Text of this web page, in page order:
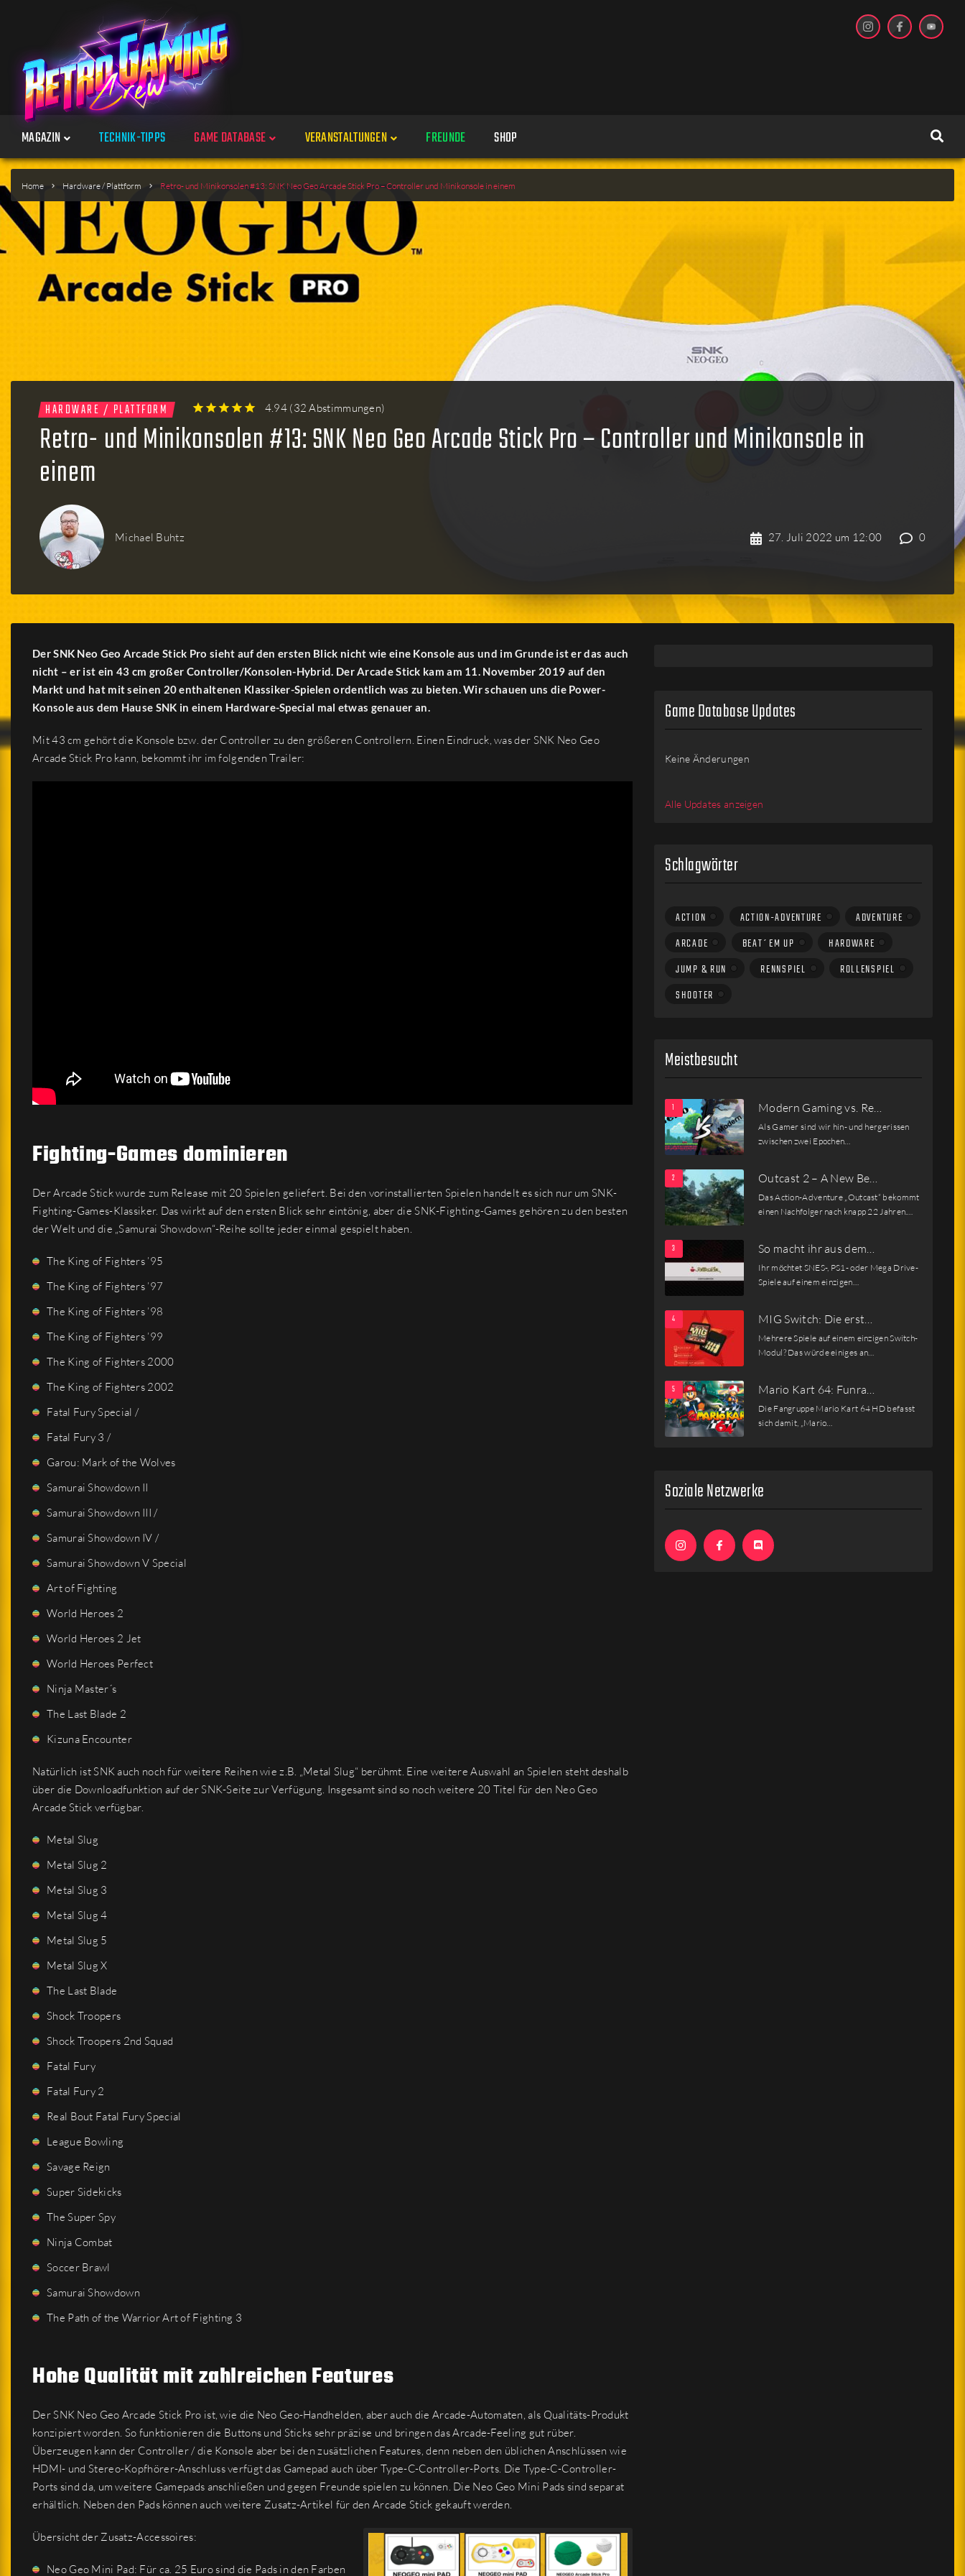
MAGAZIN TECHNIK-TIPPS GAME DATABASE
Alle
Genres
Jahre
Plattformen
Menschen
VERANSTALTUNGEN
Veranstaltung erstellen
Veranstaltungsorte
FREUNDE SHOP
Home Hardware / Plattform Retro- und Minikonsolen #13: SNK Neo Geo Arcade Stick Pro – Controller und Minikonsole in einem
HARDWARE / PLATTFORM 4.94(32 Abstimmungen)
Retro- und Minikonsolen #13: SNK Neo Geo Arcade Stick Pro – Controller und Minikonsole in
einem
Michael Buhtz 27. Juli 2022 um 12:00 0
Der SNK Neo Geo Arcade Stick Pro sieht auf den ersten Blick nicht wie eine Konsole aus und im Grunde ist er das auch
nicht – er ist ein 43 cm großer Controller/Konsolen-Hybrid. Der Arcade Stick kam am 11. November 2019 auf den
Markt und hat mit seinen 20 enthaltenen Klassiker-Spielen ordentlich was zu bieten. Wir schauen uns die Power-
Konsole aus dem Hause SNK in einem Hardware-Special mal etwas genauer an.
Mit 43 cm gehört die Konsole bzw. der Controller zu den größeren Controllern. Einen Eindruck, was der SNK Neo Geo
Arcade Stick Pro kann, bekommt ihr im folgenden Trailer:
Fighting-Games dominieren
Der Arcade Stick wurde zum Release mit 20 Spielen geliefert. Bei den vorinstallierten Spielen handelt es sich nur um SNK-
Fighting-Games-Klassiker. Das wirkt auf den ersten Blick sehr eintönig, aber die SNK-Fighting-Games gehören zu den besten
der Welt und die „Samurai Showdown“-Reihe sollte jeder einmal gespielt haben.
The King of Fighters ’95
The King of Fighters ’97
The King of Fighters ’98
The King of Fighters ’99
The King of Fighters 2000
The King of Fighters 2002
Fatal Fury Special /
Fatal Fury 3 /
Garou: Mark of the Wolves
Samurai Showdown II
Samurai Showdown III /
Samurai Showdown IV /
Samurai Showdown V Special
Art of Fighting
World Heroes 2
World Heroes 2 Jet
World Heroes Perfect
Ninja Master´s
The Last Blade 2
Kizuna Encounter
Natürlich ist SNK auch noch für weitere Reihen wie z.B. „Metal Slug“ berühmt. Eine weitere Auswahl an Spielen steht deshalb
über die Downloadfunktion auf der SNK-Seite zur Verfügung. Insgesamt sind so noch weitere 20 Titel für den Neo Geo
Arcade Stick verfügbar.
Metal Slug
Metal Slug 2
Metal Slug 3
Metal Slug 4
Metal Slug 5
Metal Slug X
The Last Blade
Shock Troopers
Shock Troopers 2nd Squad
Fatal Fury
Fatal Fury 2
Real Bout Fatal Fury Special
League Bowling
Savage Reign
Super Sidekicks
The Super Spy
Ninja Combat
Soccer Brawl
Samurai Showdown
The Path of the Warrior Art of Fighting 3
Hohe Qualität mit zahlreichen Features
Der SNK Neo Geo Arcade Stick Pro ist, wie die Neo Geo-Handhelden, aber auch die Arcade-Automaten, als Qualitäts-Produkt
konzipiert worden. So funktionieren die Buttons und Sticks sehr präzise und bringen das Arcade-Feeling gut rüber.
Überzeugen kann der Controller / die Konsole aber bei den zusätzlichen Features, denn neben den üblichen Anschlüssen wie
HDMI- und Stereo-Kopfhörer-Anschluss verfügt das Gamepad auch über Type-C-Controller-Ports. Die Type-C-Controller-
Ports sind da, um weitere Gamepads anschließen und gegen Freunde spielen zu können. Die Neo Geo Mini Pads sind separat
erhältlich. Neben den Pads können auch weitere Zusatz-Artikel für den Arcade Stick gekauft werden.
Übersicht der Zusatz-Accessoires:
Neo Geo Mini Pad: Für ca. 25 Euro sind die Pads in den Farben
Game Database Updates
Keine Änderungen
Alle Updates anzeigen
Schlagwörter
ACTION ACTION-ADVENTURE
ADVENTURE
ARCADE
BEAT´EM UP
HARDWARE
JUMP & RUN
RENNSPIEL
ROLLENSPIEL
SHOOTER
Meistbesucht
Modern Gaming vs. Re…
Als Gamer sind wir hin- und hergerissen
zwischen zwei Epochen…
Outcast 2 – A New Be…
Das Action-Adventure „Outcast“ bekommt
einen Nachfolger nach knapp 22 Jahren.…
So macht ihr aus dem…
Ihr möchtet SNES-, PS1- oder Mega Drive-
Spiele auf einem einzigen…
MIG Switch: Die erst…
Mehrere Spiele auf einem einzigen Switch-
Modul? Das würde einiges an…
Mario Kart 64: Funra…
Die Fangruppe Mario Kart 64 HD befasst
sich damit, „Mario…
Soziale Netzwerke